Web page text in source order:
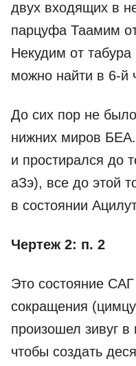
двух входящих в
парцуфа Таамим
Некудим от
можно найти в 6-й
До сих пор не
нижних миров
и простирался до
аЗэ), все до этой
в состоянии
Чертеж 2: п. 2
Это состояние
сокращения
произошел зивуг в
чтобы создать